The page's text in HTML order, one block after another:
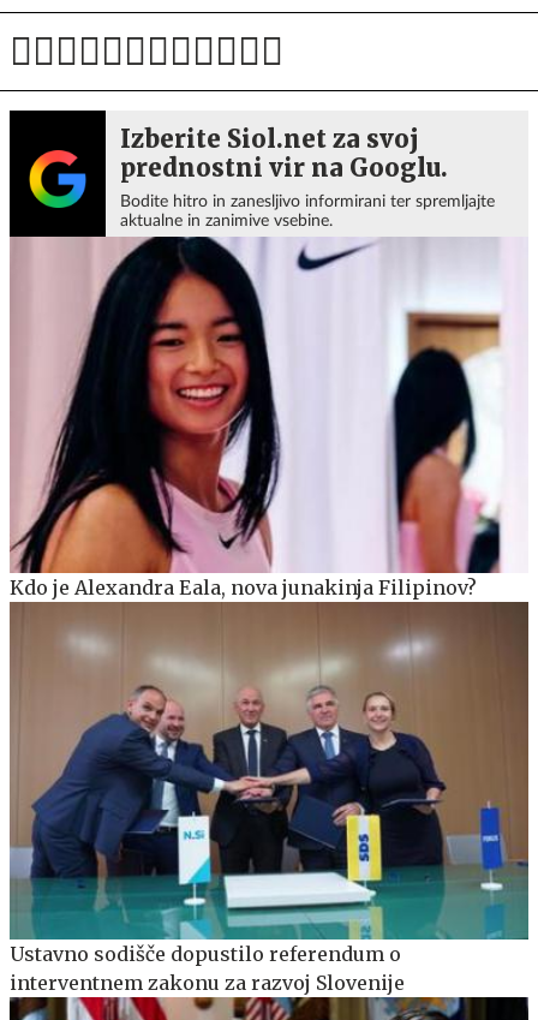
Izberite Siol.net za svoj
prednostni vir na Googlu.
Bodite hitro in zanesljivo informirani ter spremljajte
aktualne in zanimive vsebine.
Kdo je Alexandra Eala, nova junakinja Filipinov?
Ustavno sodišče dopustilo referendum o
interventnem zakonu za razvoj Slovenije